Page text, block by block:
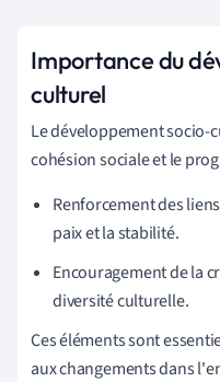
Importance du
culturel
Le développement socio-
cohésion sociale et le
Renforcement des
paix et la stabilité.
Encouragement de la
diversité culturelle.
Ces éléments sont
aux changements dans